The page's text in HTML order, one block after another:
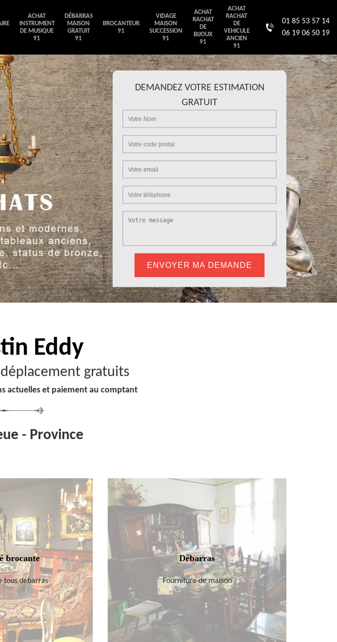
ACHAT
INSTRUMENT
DE MUSIQUE
91
DÉBARRAS
MAISON
GRATUIT
91
BROCANTEUR
91
VIDAGE
MAISON
SUCCESSION
91
ACHAT
RACHAT
DE
BIJOUX
91
ACHAT
RACHAT
DE
VEHICULE
ANCIEN
91
01 85 53 57 14
06 19 06 50 19
DEMANDEZ VOTRE ESTIMATION
GRATUIT
Eddy
gratuits
actuelles et paiement au comptant
- Province
brocante
tous débarras
Débarras
Fourniture de maison